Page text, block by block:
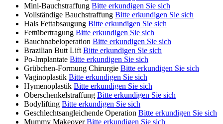
Mini-Bauchstraffung Bitte erkundigen Sie sich
Vollständige Bauchstraffung Bitte erkundigen Sie sich
Hals Fettabsaugung Bitte erkundigen Sie sich
Fettübertragung Bitte erkundigen Sie sich
Bauchnabeloperation Bitte erkundigen Sie sich
Brazilian Butt Lift Bitte erkundigen Sie sich
Po-Implantate Bitte erkundigen Sie sich
Grübchen-Formung Chirurgie Bitte erkundigen Sie sich
Vaginoplastik Bitte erkundigen Sie sich
Hymenoplastik Bitte erkundigen Sie sich
Oberschenkelstraffung Bitte erkundigen Sie sich
Bodylifting Bitte erkundigen Sie sich
Geschlechtsangleichende Operation Bitte erkundigen Sie sich
Mummy Makeover Bitte erkundigen Sie sich